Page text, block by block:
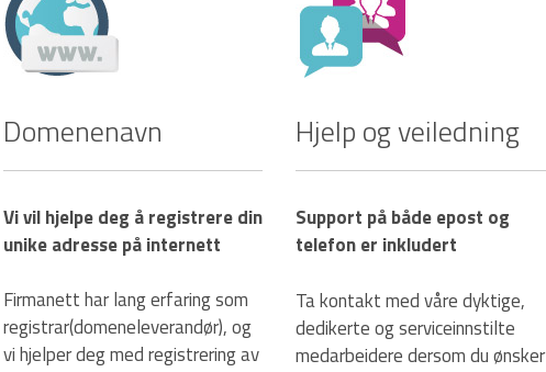
Domenenavn
Vi vil hjelpe deg å registrere din
unike adresse på internett
Firmanett har lang erfaring som
registrar(domeneleverandør), og
vi hjelper deg med registrering av
Hjelp og veiledning
Support på både epost og
telefon er inkludert
Ta kontakt med våre dyktige,
dedikerte og serviceinnstilte
medarbeidere dersom du ønsker